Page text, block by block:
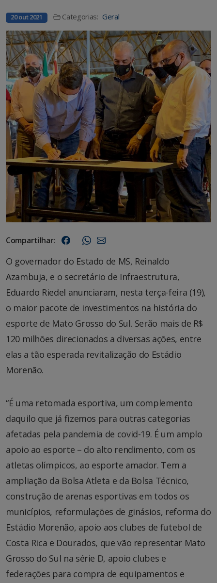
20 out 2021 Categorias: Geral
Compartilhar:
O governador do Estado de MS, Reinaldo
Azambuja, e o secretário de Infraestrutura,
Eduardo Riedel anunciaram, nesta terça-feira (19),
o maior pacote de investimentos na história do
esporte de Mato Grosso do Sul. Serão mais de R$
120 milhões direcionados a diversas ações, entre
elas a tão esperada revitalização do Estádio
Morenão.
“É uma retomada esportiva, um complemento
daquilo que já fizemos para outras categorias
afetadas pela pandemia de covid-19. É um amplo
apoio ao esporte – do alto rendimento, com os
atletas olímpicos, ao esporte amador. Tem a
ampliação da Bolsa Atleta e da Bolsa Técnico,
construção de arenas esportivas em todos os
municípios, reformulações de ginásios, reforma do
Estádio Morenão, apoio aos clubes de futebol de
Costa Rica e Dourados, que vão representar Mato
Grosso do Sul na série D, apoio clubes e
federações para compra de equipamentos e